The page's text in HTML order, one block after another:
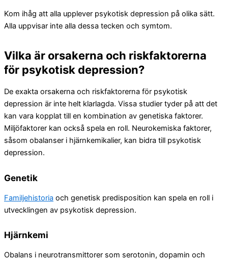
Kom ihåg att alla upplever psykotisk depression på olika sätt.
Alla uppvisar inte alla dessa tecken och symtom.
Vilka är orsakerna och riskfaktorerna
för psykotisk depression?
De exakta orsakerna och riskfaktorerna för psykotisk
depression är inte helt klarlagda. Vissa studier tyder på att det
kan vara kopplat till en kombination av genetiska faktorer.
Miljöfaktorer kan också spela en roll. Neurokemiska faktorer,
såsom obalanser i hjärnkemikalier, kan bidra till psykotisk
depression.
Genetik
Familjehistoria och genetisk predisposition kan spela en roll i
utvecklingen av psykotisk depression.
Hjärnkemi
Obalans i neurotransmittorer som serotonin, dopamin och